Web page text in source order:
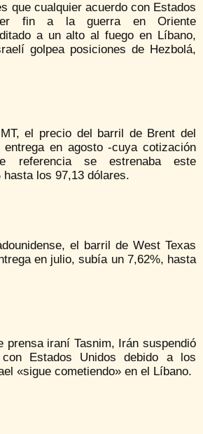
que cualquier acuerdo con Estados
fin a la guerra en Oriente
a un alto al fuego en Líbano,
golpea posiciones de Hezbolá,
el precio del barril de Brent del
en agosto -cuya cotización
referencia se estrenaba este
hasta los 97,13 dólares.
el barril de West Texas
en julio, subía un 7,62%, hasta
prensa iraní Tasnim, Irán suspendió
con Estados Unidos debido a los
«sigue cometiendo» en el Líbano.